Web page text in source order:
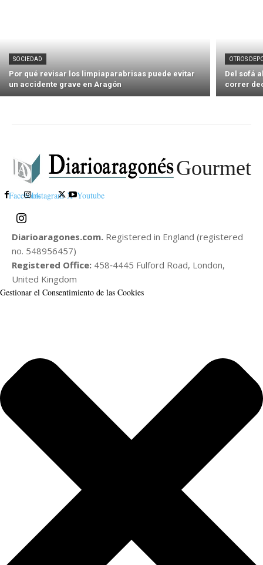
SOCIEDAD
Por qué revisar los limpiaparabrisas puede evitar
un accidente grave en Aragón
OTROS
Del sofá
correr
Gourmet
FacebookInstagram X Youtube
Diarioaragones.com. Registered in England (registered
no. 548956457)
Registered Office: 458‑4445 Fulford Road, London,
United Kingdom
Gestionar el Consentimiento de las Cookies